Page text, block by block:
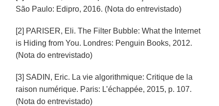
São Paulo: Edipro, 2016. (Nota do entrevistado)
[2] PARISER, Eli. The Filter Bubble: What the Internet
is Hiding from You. Londres: Penguin Books, 2012.
(Nota do entrevistado)
[3] SADIN, Eric. La vie algorithmique: Critique de la
raison numérique. Paris: L’échappée, 2015, p. 107.
(Nota do entrevistado)